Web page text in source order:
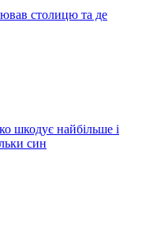
столицю та де
шкодує найбільше і
син